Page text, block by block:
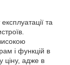
та
і функцій в
ціну, адже в